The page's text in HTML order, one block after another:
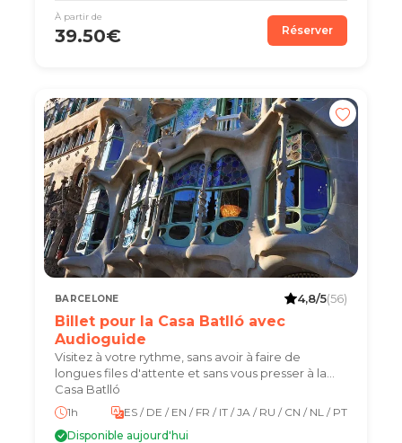
À partir de
39.50€ Réserver
BARCELONE 4,8/5(56)
Billet pour la Casa Batlló avec
Audioguide
Visitez à votre rythme, sans avoir à faire de
longues files d'attente et sans vous presser à la
Casa Batlló
1h
ES / DE / EN / FR / IT / JA / RU / CN / NL / PT
Disponible aujourd'hui